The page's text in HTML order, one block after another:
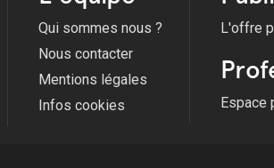
Qui sommes nous ?
Nous contacter
Mentions légales
Infos cookies
L'offre
Espace